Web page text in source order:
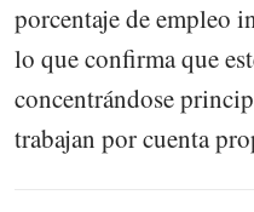
porcentaje de empleo
lo que confirma que
concentrándose
trabajan por cuenta